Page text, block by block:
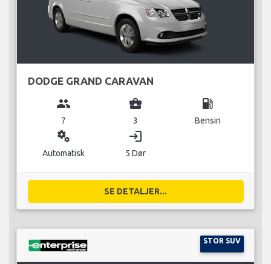
DODGE GRAND CARAVAN
group
7
business_center
3
local_gas_station
Bensin
miscellaneous_services
Automatisk
login
5 Dør
SE DETALJER...
STOR SUV